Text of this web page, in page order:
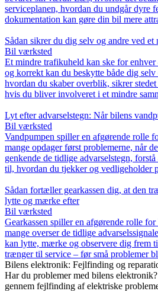
serviceplanen, hvordan du undgår dyre
dokumentation kan gøre din bil mere
Sådan sikrer du dig selv og andre ved
Bil værksted
Et mindre trafikuheld kan ske for
og korrekt kan du beskytte både dig
hvordan du skaber overblik, sikrer
hvis du bliver involveret i et mindre
Lyt efter advarselstegn: Når bilens
Bil værksted
Vandpumpen spiller en afgørende rolle
mange opdager først problemerne, når
genkende de tidlige advarselstegn,
til, hvordan du tjekker og vedligeholder
Sådan fortæller gearkassen dig, at den
lytte og mærke efter
Bil værksted
Gearkassen spiller en afgørende rolle
mange overser de tidlige
kan lytte, mærke og observere dig frem
trænger til service – før små problemer
Bilens elektronik: Fejlfinding og
Har du problemer med bilens
gennem fejlfinding af elektriske